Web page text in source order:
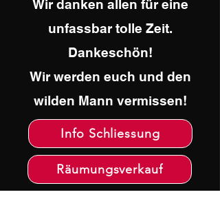
Wir danken allen für eine
unfassbar tolle Zeit.
Dankeschön!
Wir werden euch und den
wilden Mann vermissen!
Info Schliessung
Räumungsverkauf